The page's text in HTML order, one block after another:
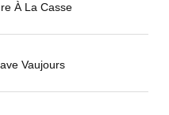
À La Casse
Vaujours